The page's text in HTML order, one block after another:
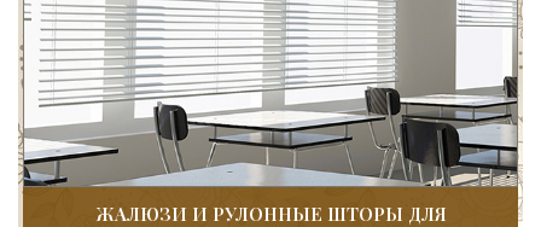
ЖАЛЮЗИ И РУЛОННЫЕ ШТОРЫ ДЛЯ